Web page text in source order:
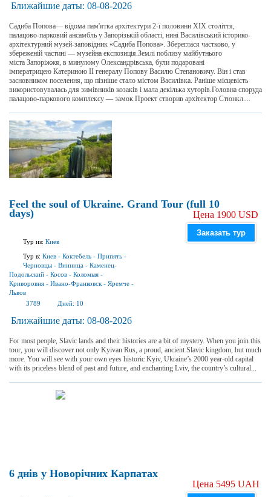
Ближайшие даты: 08-08-2026
Садиба Попова— відома пам'ятка архітектури 2-ї половини XIX століття,
палацово-парковий ансамбль у Запорізькій області, нині Василівський історико-
архітектурний музей-заповідник «Садиба Попова». Збереглася частково, у
збереженій частині — музейна експозиція.Землі поблизу майбутнього
міста Запоріжжя, в минулому Олександрівська, були подаровані
імператрицею Катериною II генералу Попову Василю Степановичу. Він і став
засновником поселення, що пізніше стало містом Василівка. Раніше місцевість
використовувалась для зимівників козаків і мала декілька хуторів.Головна споруда
палацово-паркового комплексу — замок.Проект створив архітектор Стюнкл....
Feel the soul of Ukraine. Grand Tour (full 10
days)
Тур из: Киев
Тур в: Киев - Коктебель - Припять -
Черновцы - Винница - Каменец-
Подольский - Косов - Коломыя -
Криворовня - Ивано-Франковск - Яремче -
Львов
3789
Дней: 10
Цена 1900 USD
Заказать тур
Ближайшие даты: 08-08-2026
For most people, Slavic lands and their histories are a bit of mystery. When you join this
tour, you will discover not only Kyivan Rus, a proud, ancient Slavic kingdom, but much
more. You will see with your own eyes historic Kyiv, Ukraine’s 2000 year-old capital
with its priceless blend of past and future, and enchanting Lviv, the country’s cultural...
6 днів у Новорічних Карпатах
Цена 5495 UAH